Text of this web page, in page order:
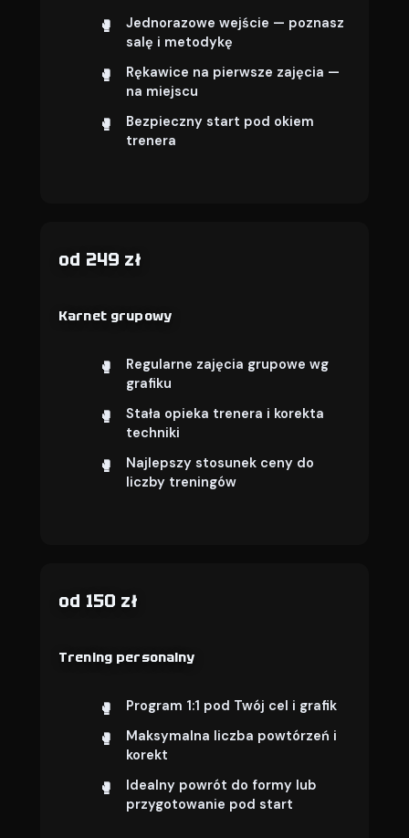
Jednorazowe wejście — poznasz
salę i metodykę
Rękawice na pierwsze zajęcia —
na miejscu
Bezpieczny start pod okiem
trenera
od 249 zł
Karnet grupowy
Regularne zajęcia grupowe wg
grafiku
Stała opieka trenera i korekta
techniki
Najlepszy stosunek ceny do
liczby treningów
od 150 zł
Trening personalny
Program 1:1 pod Twój cel i grafik
Maksymalna liczba powtórzeń i
korekt
Idealny powrót do formy lub
przygotowanie pod start